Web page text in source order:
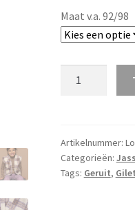
Maat v.a. 92/98
maat
92
aantal
Artikelnummer:
Categorieën:
Tags: Geruit,